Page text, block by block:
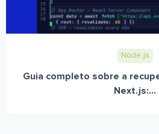
Node.js
Guia completo sobre a
Next.js:...